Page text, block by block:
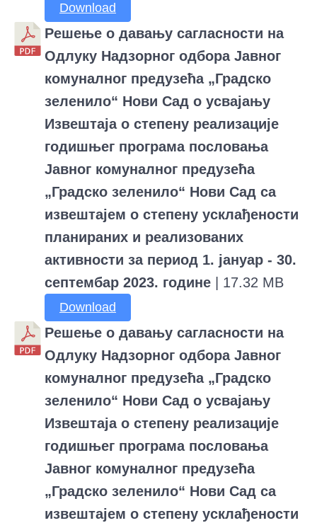
Download
Решење о давању сагласности на
Одлуку Надзорног одбора Јавног
комуналног предузећа „Градско
зеленило“ Нови Сад о усвајању
Извештаја о степену реализације
годишњег програма пословања
Јавног комуналног предузећа
„Градско зеленило“ Нови Сад са
извештајем о степену усклађености
планираних и реализованих
активности за период 1. јануар - 30.
септембар 2023. године | 17.32 MB
Download
Решење о давању сагласности на
Одлуку Надзорног одбора Јавног
комуналног предузећа „Градско
зеленило“ Нови Сад о усвајању
Извештаја о степену реализације
годишњег програма пословања
Јавног комуналног предузећа
„Градско зеленило“ Нови Сад са
извештајем о степену усклађености